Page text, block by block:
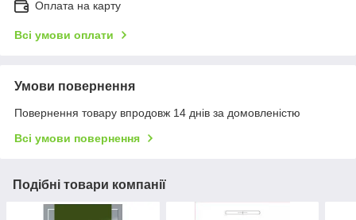
Оплата на карту
Всі умови оплати
Умови повернення
Повернення товару впродовж 14 днів за домовленістю
Всі умови повернення
Подібні товари компанії